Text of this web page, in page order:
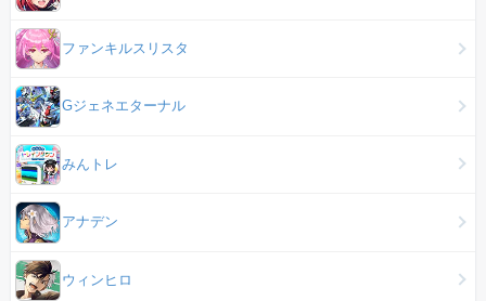
ファンキルスリスタ
Gジェネエターナル
みんトレ
アナデン
ウィンヒロ